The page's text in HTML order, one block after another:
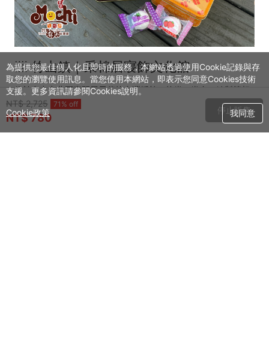
░ 竹山鎮｜采棉居寢飾文化舘
位於台中市北區專門展示傳統台灣採棉、紡織、織布、縫製等相
關文化和藝術的博物館，另外，還提供了多種體驗活動，讓遊客
可以親身體驗紡織和縫製的樂趣，適合喜愛手作和藝術的親子家
NT$ 2,725 71% off
NT$ 780
停止販售
為提供您最佳個人化且即時的服務，本網站透過使用Cookie記錄與存
取您的瀏覽使用訊息。當您使用本網站，即表示您同意Cookies技術
支援。更多資訊請參閱Cookies說明。
我同意
Cookie政策